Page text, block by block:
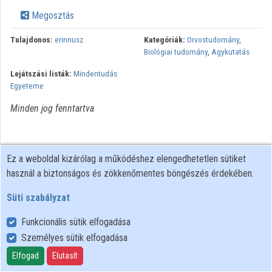
Közreműködők
Megosztás
Tulajdonos: erinnusz Kategóriák: Orvostudomány,
Biológiai tudomány, Agykutatás
Lejátszási listák: Mindentudás
Egyeteme
Minden jog fenntartva
Felhasználói szabályzat
Adatkezelési tájékoztató
Süti szabályzat
Ez a weboldal kizárólag a működéshez elengedhetetlen sütiket
használ a biztonságos és zökkenőmentes böngészés érdekében.
Süti szabályzat
Funkcionális sütik elfogadása
Személyes sütik elfogadása
Elfogad Elutasít